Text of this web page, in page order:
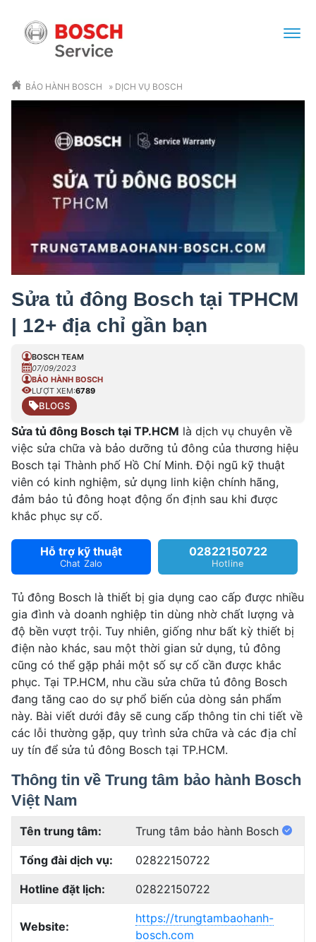
BẢO HÀNH BOSCH » DỊCH VỤ BOSCH
Sửa tủ đông Bosch tại TPHCM
| 12+ địa chỉ gần bạn
BOSCH TEAM
07/09/2023
BẢO HÀNH BOSCH
LƯỢT XEM:6789
BLOGS
Sửa tủ đông Bosch tại TP.HCM là dịch vụ chuyên về
việc sửa chữa và bảo dưỡng tủ đông của thương hiệu
Bosch tại Thành phố Hồ Chí Minh. Đội ngũ kỹ thuật
viên có kinh nghiệm, sử dụng linh kiện chính hãng,
đảm bảo tủ đông hoạt động ổn định sau khi được
khắc phục sự cố.
02822150722
Hotline
Hỗ trợ kỹ thuật
Chat Zalo
Tủ đông Bosch là thiết bị gia dụng cao cấp được nhiều
gia đình và doanh nghiệp tin dùng nhờ chất lượng và
độ bền vượt trội. Tuy nhiên, giống như bất kỳ thiết bị
điện nào khác, sau một thời gian sử dụng, tủ đông
cũng có thể gặp phải một số sự cố cần được khắc
phục. Tại TP.HCM, nhu cầu sửa chữa tủ đông Bosch
đang tăng cao do sự phổ biến của dòng sản phẩm
này. Bài viết dưới đây sẽ cung cấp thông tin chi tiết về
các lỗi thường gặp, quy trình sửa chữa và các địa chỉ
uy tín để sửa tủ đông Bosch tại TP.HCM.
Thông tin về Trung tâm bảo hành Bosch
Việt Nam
Tên trung tâm: Trung tâm bảo hành Bosch
Tổng đài dịch vụ: 02822150722
Hotline đặt lịch: 02822150722
Website:
https://trungtambaohanh-
bosch.com